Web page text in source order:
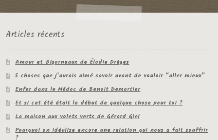
Articles récents
Amour et Bigorneaux de Élodie Drèges
5 choses que j’aurais aimé savoir avant de vouloir “aller mieux”
Enfer dans le Médoc de Benoit Demortier
Et si cet été était le début de quelque chose pour toi ?
La maison aux volets verts de Gérard Giel
Pourquoi on idéalise encore une relation qui nous a fait souffrir
?